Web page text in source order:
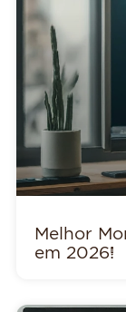
Melhor
em 2026!